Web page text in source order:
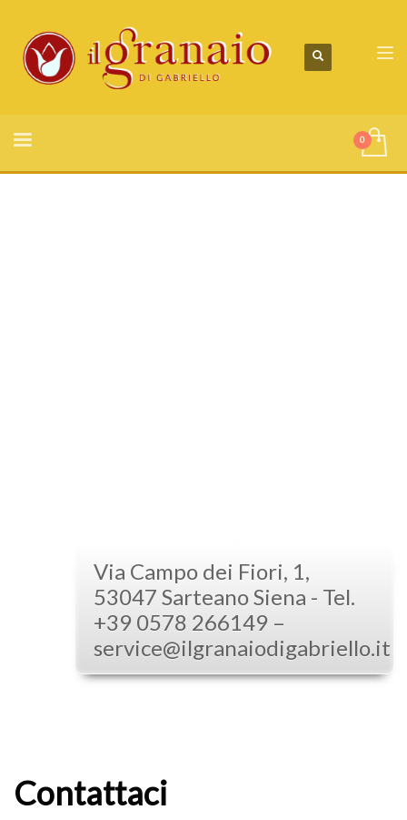
Via Campo dei Fiori, 1,
53047 Sarteano Siena - Tel.
+39 0578 266149 –
service@ilgranaiodigabriello.it
Contattaci